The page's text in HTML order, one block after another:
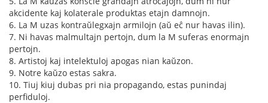
akcidente kaj kolaterale produktas etajn damnojn.
6. La M uzas kontraŭlegxajn armilojn (aŭ eĉ nur havas ilin).
7. Ni havas malmultajn pertojn, dum la M suferas enormajn
pertojn.
8. Artistoj kaj intelektuloj apogas nian kaŭzon.
9. Notre kaŭzo estas sakra.
10. Tiuj kiuj dubas pri nia propagando, estas punindaj
perfiduloj.